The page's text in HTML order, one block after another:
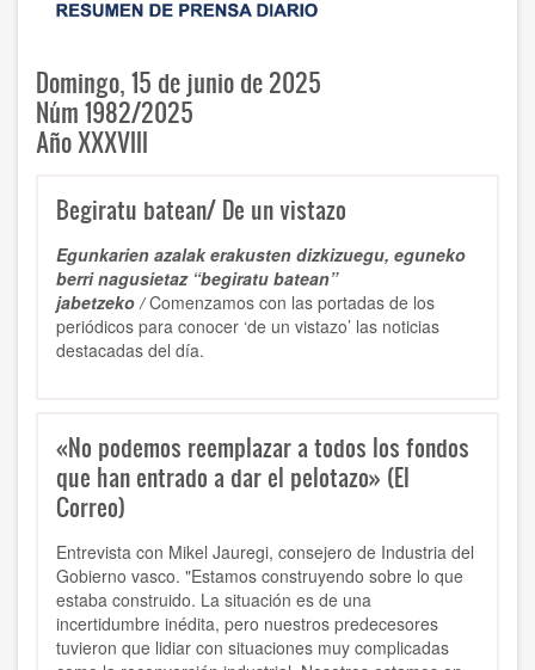
Domingo, 15 de junio de 2025
Núm 1982/2025
Año XXXVIII
Begiratu batean/ De un vistazo
Egunkarien azalak erakusten dizkizuegu, eguneko
berri nagusietaz “begiratu batean”
jabetzeko /Comenzamos con las portadas de los
periódicos para conocer ‘de un vistazo’ las noticias
destacadas del día.
«No podemos reemplazar a todos los fondos
que han entrado a dar el pelotazo» (El
Correo)
Entrevista con Mikel Jauregi, consejero de Industria del
Gobierno vasco. "Estamos construyendo sobre lo que
estaba construido. La situación es de una
incertidumbre inédita, pero nuestros predecesores
tuvieron que lidiar con situaciones muy complicadas